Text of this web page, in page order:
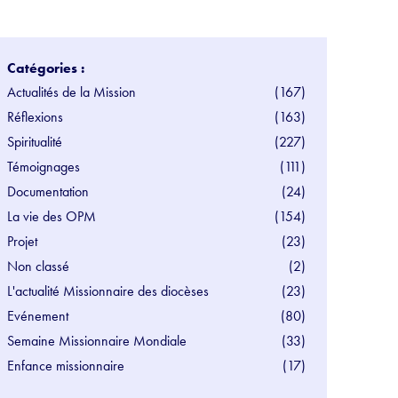
Catégories :
Actualités de la Mission
(167)
Réflexions
(163)
Spiritualité
(227)
Témoignages
(111)
Documentation
(24)
La vie des OPM
(154)
Projet
(23)
Non classé
(2)
L'actualité Missionnaire des diocèses
(23)
Evénement
(80)
Semaine Missionnaire Mondiale
(33)
Enfance missionnaire
(17)